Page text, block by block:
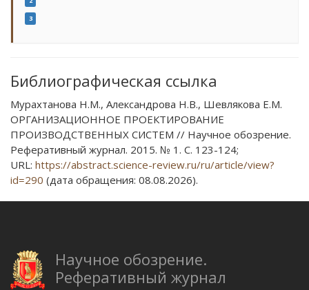
3
Библиографическая ссылка
Мурахтанова Н.М., Александрова Н.В., Шевлякова Е.М.
ОРГАНИЗАЦИОННОЕ ПРОЕКТИРОВАНИЕ
ПРОИЗВОДСТВЕННЫХ СИСТЕМ // Научное обозрение.
Реферативный журнал. 2015. № 1. С. 123-124;
URL: https://abstract.science-review.ru/ru/article/view?
id=290 (дата обращения: 08.08.2026).
Научное обозрение.
Реферативный журнал